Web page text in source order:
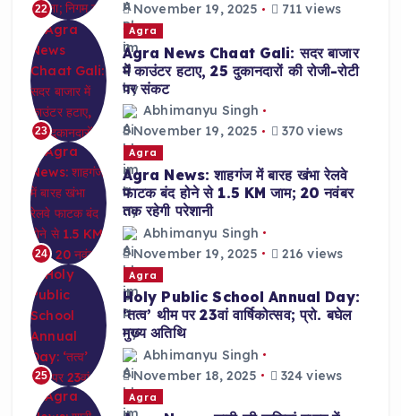
22
November 19, 2025
711 views
23
Agra
Agra News Chaat Gali: सदर बाजार
में काउंटर हटाए, 25 दुकानदारों की रोजी-रोटी
पर संकट
Abhimanyu Singh
November 19, 2025
370 views
24
Agra
Agra News: शाहगंज में बारह खंभा रेलवे
फाटक बंद होने से 1.5 KM जाम; 20 नवंबर
तक रहेगी परेशानी
Abhimanyu Singh
November 19, 2025
216 views
25
Agra
Holy Public School Annual Day:
‘तत्व’ थीम पर 23वां वार्षिकोत्सव; प्रो. बघेल
मुख्य अतिथि
Abhimanyu Singh
November 18, 2025
324 views
Agra